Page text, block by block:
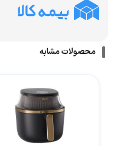
محصولات مشابه